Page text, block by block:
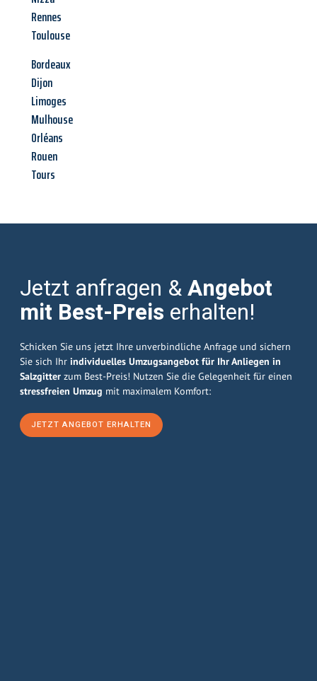
Rennes
Toulouse
Bordeaux
Dijon
Limoges
Mulhouse
Orléans
Rouen
Tours
Jetzt anfragen &Angebot
mit Best-Preis erhalten!
Schicken Sie uns jetzt Ihre unverbindliche Anfrage und sichern
Sie sich Ihr individuelles Umzugsangebot für Ihr Anliegen in
Salzgitter zum Best-Preis! Nutzen Sie die Gelegenheit für einen
stressfreien Umzug mit maximalem Komfort:
JETZT ANGEBOT ERHALTEN